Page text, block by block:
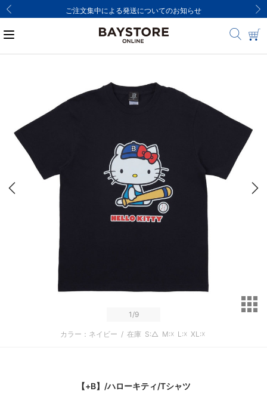
8,000円(税込)以上のご購入で送料無料
1/9
カラー：ネイビー / 在庫 S:△ M:☓ L:☓ XL:☓
【+B】/ハローキティ/Tシャツ